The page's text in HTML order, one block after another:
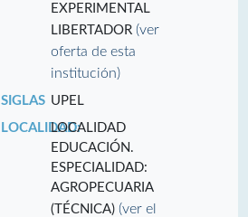
EXPERIMENTAL
LIBERTADOR(ver
oferta de esta
institución)
SIGLAS UPEL
LOCALIDAD:LOCALIDAD
EDUCACIÓN.
ESPECIALIDAD:
AGROPECUARIA
(TÉCNICA)(ver el